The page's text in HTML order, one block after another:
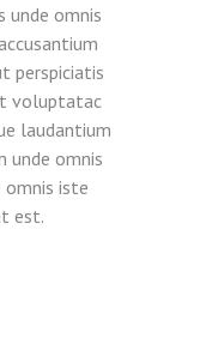
unde omnis
perspiciatis
voluptatac
laudantium
unde omnis
omnis iste
est.